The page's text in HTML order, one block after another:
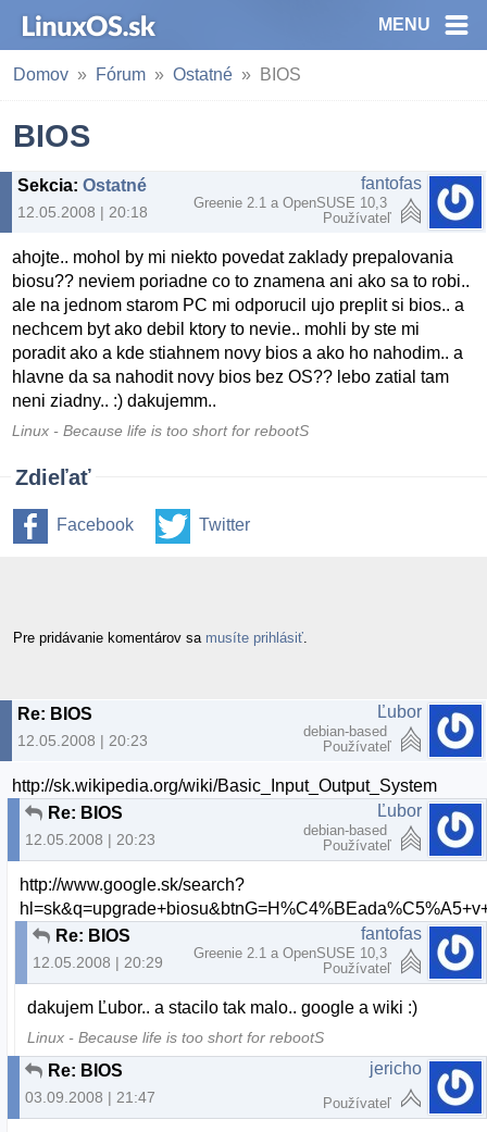
MENU
Domov Fórum Ostatné BIOS
BIOS
Sekcia: Ostatné
12.05.2008 | 20:18
fantofas
Greenie 2.1 a OpenSUSE 10,3
Používateľ
ahojte.. mohol by mi niekto povedat zaklady prepalovania
biosu?? neviem poriadne co to znamena ani ako sa to robi..
ale na jednom starom PC mi odporucil ujo preplit si bios.. a
nechcem byt ako debil ktory to nevie.. mohli by ste mi
poradit ako a kde stiahnem novy bios a ako ho nahodim.. a
hlavne da sa nahodit novy bios bez OS?? lebo zatial tam
neni ziadny.. :) dakujemm..
Linux - Because life is too short for rebootS
Zdieľať
Facebook Twitter
Pre pridávanie komentárov sa musíte prihlásiť
Re: BIOS
12.05.2008 | 20:23
Ľubor
debian-based
Používateľ
http://sk.wikipedia.org/wiki/Basic_Input_Output_System
Re: BIOS
12.05.2008 | 20:23
Ľubor
debian-based
Používateľ
http://www.google.sk/search?
Re: BIOS
12.05.2008 | 20:29
fantofas
Greenie 2.1 a OpenSUSE 10,3
Používateľ
dakujem Ľubor.. a stacilo tak malo.. google a wiki :)
Linux - Because life is too short for rebootS
Re: BIOS
03.09.2008 | 21:47
jericho
Používateľ